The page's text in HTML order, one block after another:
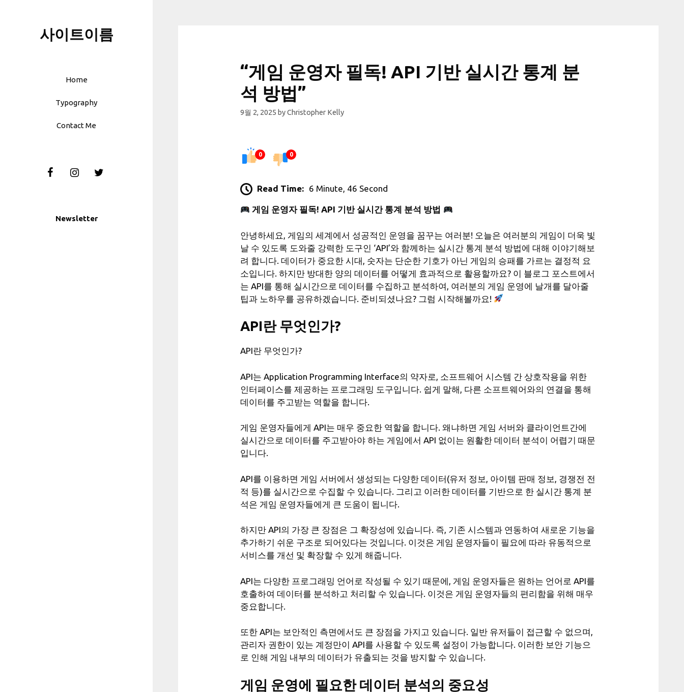
사이트이름
Home
Typography
Contact Me
Newsletter
“게임 운영자 필독! API 기반 실시간 통계 분
석 방법”
9월 2, 2025 byChristopher Kelly
0 0
Read Time: 6 Minute, 46 Second
게임 운영자 필독! API 기반 실시간 통계 분석 방법
안녕하세요, 게임의 세계에서 성공적인 운영을 꿈꾸는 여러분! 오늘은 여러분의 게임이 더욱 빛
날 수 있도록 도와줄 강력한 도구인 ‘API’와 함께하는 실시간 통계 분석 방법에 대해 이야기해보
려 합니다. 데이터가 중요한 시대, 숫자는 단순한 기호가 아닌 게임의 승패를 가르는 결정적 요
소입니다. 하지만 방대한 양의 데이터를 어떻게 효과적으로 활용할까요? 이 블로그 포스트에서
는 API를 통해 실시간으로 데이터를 수집하고 분석하여, 여러분의 게임 운영에 날개를 달아줄
팁과 노하우를 공유하겠습니다. 준비되셨나요? 그럼 시작해볼까요!
API란 무엇인가?
API란 무엇인가?
API는 Application Programming Interface의 약자로, 소프트웨어 시스템 간 상호작용을 위한
인터페이스를 제공하는 프로그래밍 도구입니다. 쉽게 말해, 다른 소프트웨어와의 연결을 통해
데이터를 주고받는 역할을 합니다.
게임 운영자들에게 API는 매우 중요한 역할을 합니다. 왜냐하면 게임 서버와 클라이언트간에
실시간으로 데이터를 주고받아야 하는 게임에서 API 없이는 원활한 데이터 분석이 어렵기 때문
입니다.
API를 이용하면 게임 서버에서 생성되는 다양한 데이터(유저 정보, 아이템 판매 정보, 경쟁전 전
적 등)를 실시간으로 수집할 수 있습니다. 그리고 이러한 데이터를 기반으로 한 실시간 통계 분
석은 게임 운영자들에게 큰 도움이 됩니다.
하지만 API의 가장 큰 장점은 그 확장성에 있습니다. 즉, 기존 시스템과 연동하여 새로운 기능을
추가하기 쉬운 구조로 되어있다는 것입니다. 이것은 게임 운영자들이 필요에 따라 유동적으로
서비스를 개선 및 확장할 수 있게 해줍니다.
API는 다양한 프로그래밍 언어로 작성될 수 있기 때문에, 게임 운영자들은 원하는 언어로 API를
호출하여 데이터를 분석하고 처리할 수 있습니다. 이것은 게임 운영자들의 편리함을 위해 매우
중요합니다.
또한 API는 보안적인 측면에서도 큰 장점을 가지고 있습니다. 일반 유저들이 접근할 수 없으며,
관리자 권한이 있는 계정만이 API를 사용할 수 있도록 설정이 가능합니다. 이러한 보안 기능으
로 인해 게임 내부의 데이터가 유출되는 것을 방지할 수 있습니다.
게임 운영에 필요한 데이터 분석의 중요성